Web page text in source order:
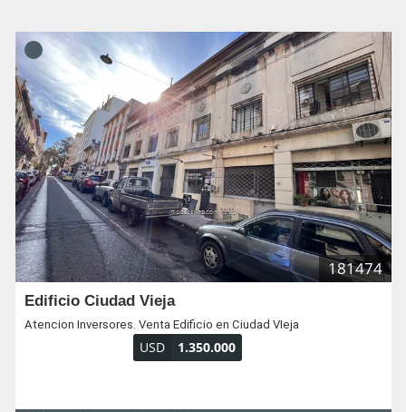
181474
Edificio Ciudad Vieja
Atencion Inversores. Venta Edificio en Ciudad VIeja
USD 1.350.000